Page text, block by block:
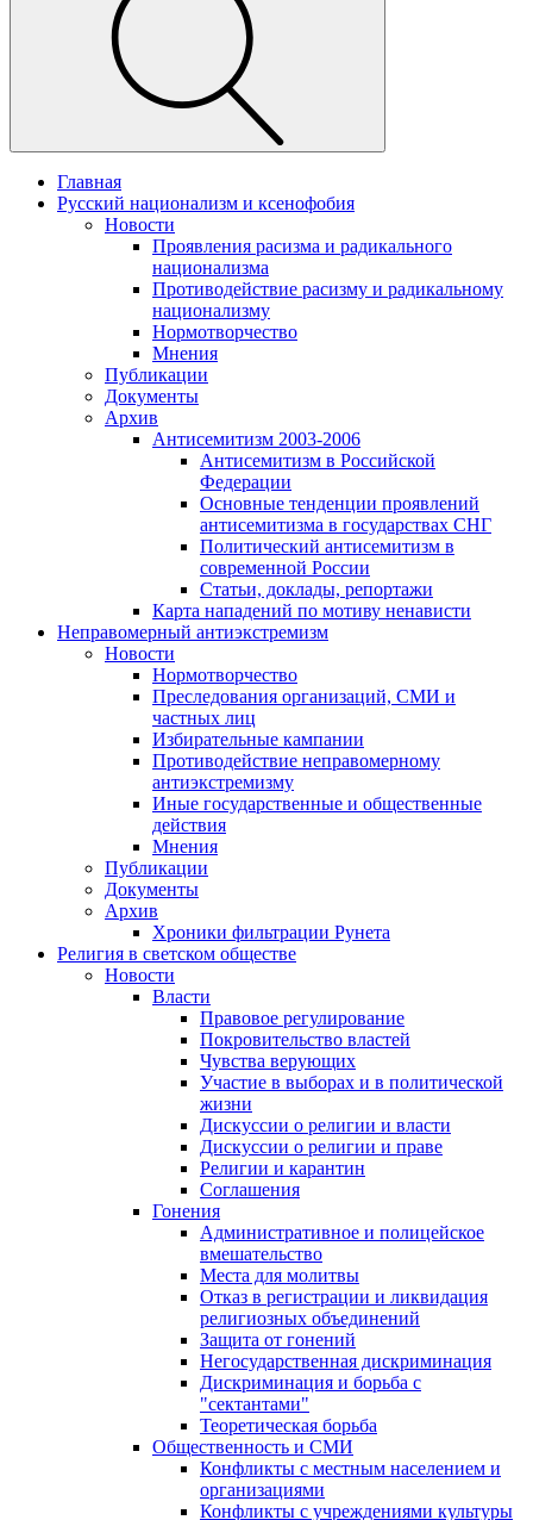
Главная
Русский национализм и ксенофобия
Новости
Проявления расизма и радикального
национализма
Противодействие расизму и радикальному
национализму
Нормотворчество
Мнения
Публикации
Документы
Архив
Антисемитизм 2003-2006
Антисемитизм в Российской
Федерации
Основные тенденции проявлений
антисемитизма в государствах СНГ
Политический антисемитизм в
современной России
Статьи, доклады, репортажи
Карта нападений по мотиву ненависти
Неправомерный антиэкстремизм
Новости
Нормотворчество
Преследования организаций, СМИ и
частных лиц
Избирательные кампании
Противодействие неправомерному
антиэкстремизму
Иные государственные и общественные
действия
Мнения
Публикации
Документы
Архив
Хроники фильтрации Рунета
Религия в светском обществе
Новости
Власти
Правовое регулирование
Покровительство властей
Чувства верующих
Участие в выборах и в политической
жизни
Дискуссии о религии и власти
Дискуссии о религии и праве
Религии и карантин
Соглашения
Гонения
Административное и полицейское
вмешательство
Места для молитвы
Отказ в регистрации и ликвидация
религиозных объединений
Защита от гонений
Негосударственная дискриминация
Дискриминация и борьба с
"сектантами"
Теоретическая борьба
Общественность и СМИ
Конфликты с местным населением и
организациями
Конфликты с учреждениями культуры